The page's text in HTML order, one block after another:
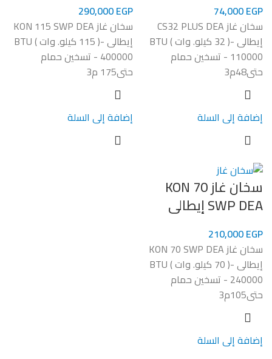
74,000EGP
سخان غاز CS32 PLUS DEA
إيطالى -( 32 كيلو. وات ) BTU
110000 - تسخين حمام
حتى48م3
إضافة إلى السلة
290,000EGP
سخان غاز KON 115 SWP DEA
إيطالى -( 115 كيلو. وات ) BTU
400000 - تسخين حمام
حتى175 م3
إضافة إلى السلة
سخان غاز KON 70
SWP DEA إيطالى
210,000EGP
سخان غاز KON 70 SWP DEA
إيطالى -( 70 كيلو. وات ) BTU
240000 - تسخين حمام
حتى105م3
إضافة إلى السلة